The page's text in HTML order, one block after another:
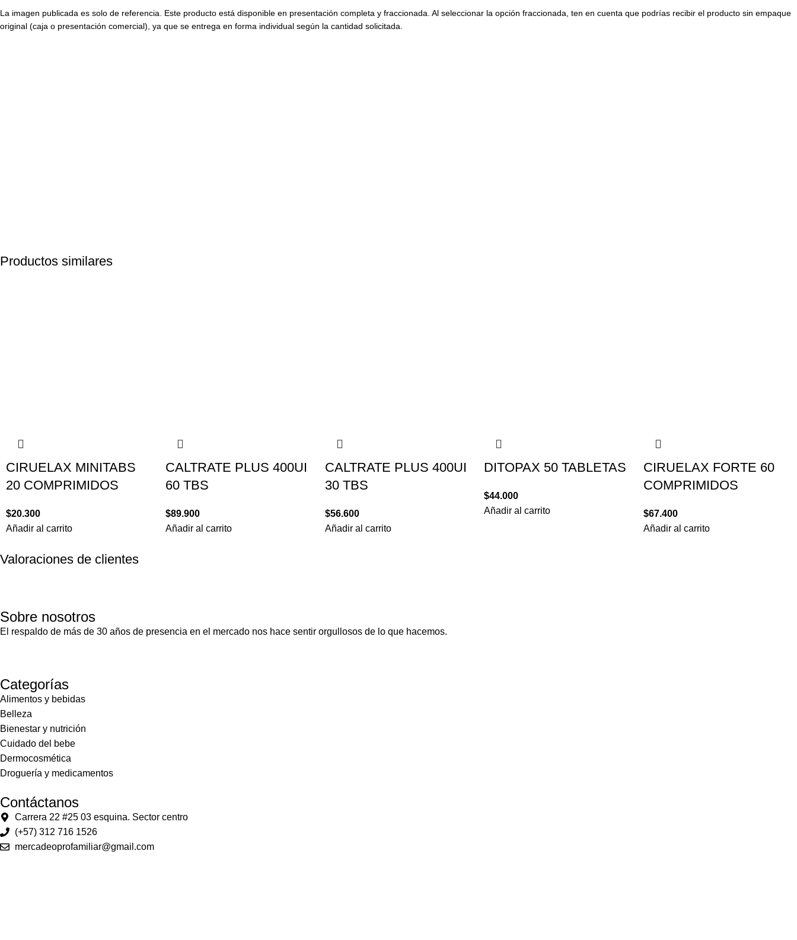
La imagen publicada es solo de referencia. Este producto está disponible en presentación completa y fraccionada. Al seleccionar la opción fraccionada, ten en cuenta que podrías recibir el producto sin empaque
original (caja o presentación comercial), ya que se entrega en forma individual según la cantidad solicitada.
Productos similares
CIRUELAX MINITABS
20 COMPRIMIDOS
$20.300
Añadir al carrito
CALTRATE PLUS 400UI
60 TBS
$89.900
Añadir al carrito
CALTRATE PLUS 400UI
30 TBS
$56.600
Añadir al carrito
DITOPAX 50 TABLETAS
$44.000
Añadir al carrito
CIRUELAX FORTE 60
COMPRIMIDOS
$67.400
Añadir al carrito
Valoraciones de clientes
Sobre nosotros
El respaldo de más de 30 años de presencia en el mercado nos hace sentir orgullosos de lo que hacemos.
Categorías
Alimentos y bebidas
Belleza
Bienestar y nutrición
Cuidado del bebe
Dermocosmética
Droguería y medicamentos
Contáctanos
Carrera 22 #25 03 esquina. Sector centro
(+57) 312 716 1526
mercadeoprofamiliar@gmail.com